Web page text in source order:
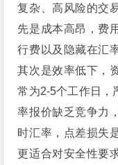
复杂、高风险的交
先是成本高昂，费
行费以及隐藏在汇
其次是效率低下，
常为2-5个工作日，
率报价缺乏竞争力
时汇率，点差损失
更适合对安全性要